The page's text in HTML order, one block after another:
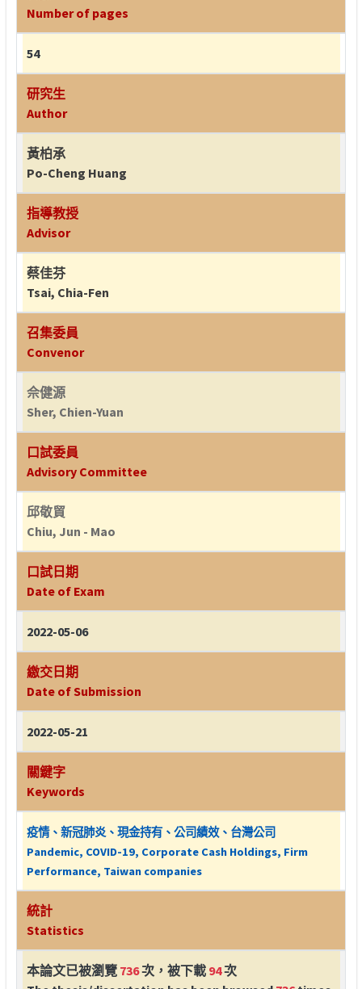
Number of pages
54
研究生
Author
黃柏承
Po-Cheng Huang
指導教授
Advisor
蔡佳芬
Tsai, Chia-Fen
召集委員
Convenor
佘健源
Sher, Chien-Yuan
口試委員
Advisory Committee
邱敬貿
Chiu, Jun - Mao
口試日期
Date of Exam
2022-05-06
繳交日期
Date of Submission
2022-05-21
關鍵字
Keywords
疫情、新冠肺炎、現金持有、公司績效、台灣公司
Pandemic, COVID-19, Corporate Cash Holdings, Firm
Performance, Taiwan companies
統計
Statistics
本論文已被瀏覽 736次，被下載 94次